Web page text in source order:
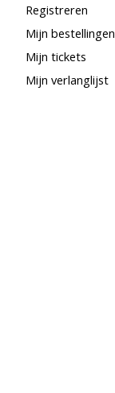
Registreren
Mijn bestellingen
Mijn tickets
Mijn verlanglijst